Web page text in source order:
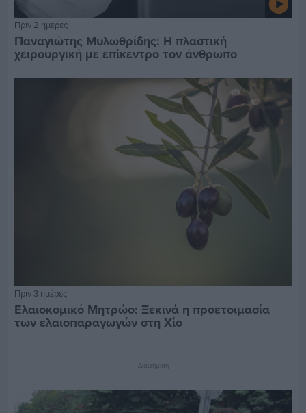
Πριν 2 ημέρες
Παναγιώτης Μυλωθρίδης: Η πλαστική
χειρουργική με επίκεντρο τον άνθρωπο
Πριν 3 ημέρες
Ελαιοκομικό Μητρώο: Ξεκινά η προετοιμασία
των ελαιοπαραγωγών στη Χίο
Διαφήμιση